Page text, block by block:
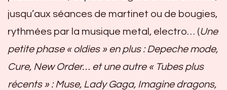
jusqu’aux séances de martinet ou de bougies,
rythmées par la musique metal, electro… (Une
petite phase « oldies » en plus : Depeche mode,
Cure, New Order… et une autre « Tubes plus
récents » : Muse, Lady Gaga, Imagine dragons,